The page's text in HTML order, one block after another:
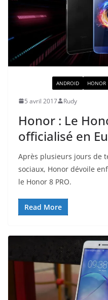
ANDROID HONOR
5 avril 2017 Rudy
Honor : Le
officialisé en
Après plusieurs jours de
sociaux, Honor dévoile
le Honor 8 PRO.
Read More